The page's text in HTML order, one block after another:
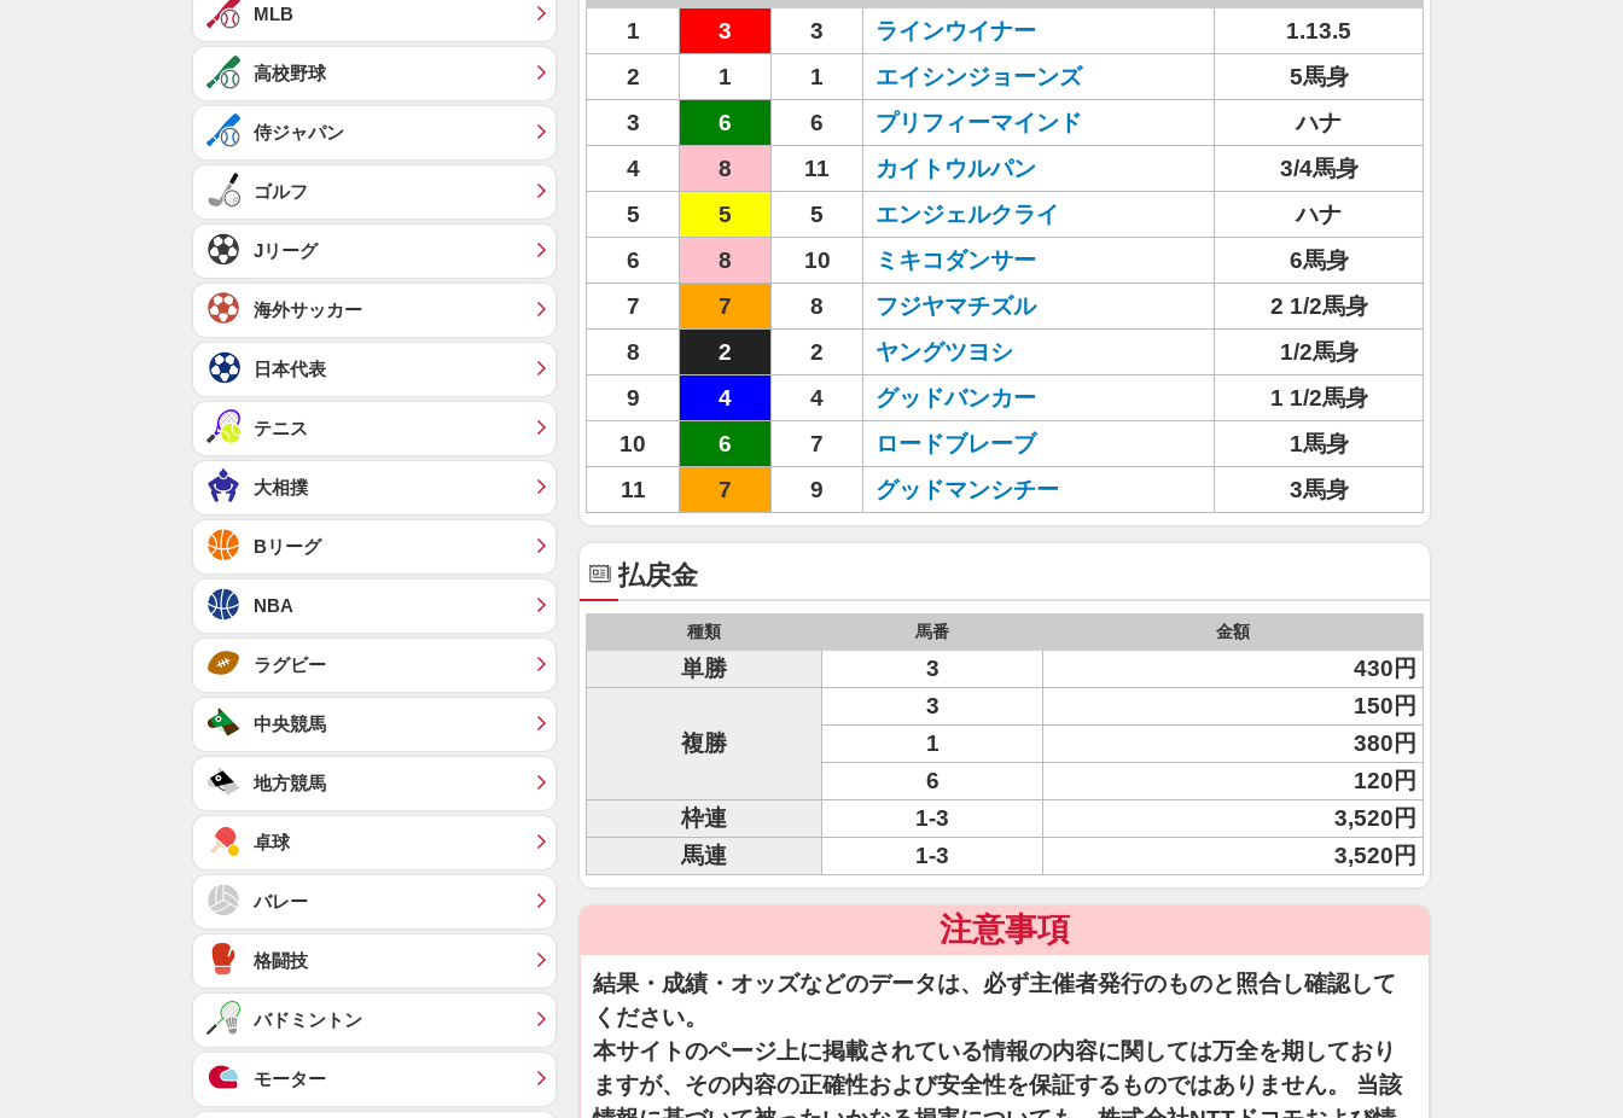
1 3 3 ラインウイナー
1.13.5
2
1 1 エイシンジョーンズ
5馬身
3
6 6 プリフィーマインド
ハナ
4
8 11 カイトウルパン
3/4馬身
5
5 5 エンジェルクライ
ハナ
6
8 10 ミキコダンサー
6馬身
7
7 8 フジヤマチズル
2 1/2馬身
8
2 2 ヤングツヨシ
1/2馬身
9
4 4 グッドバンカー
1 1/2馬身
10
6 7 ロードブレーブ
1馬身
11
7 9 グッドマンシチー 3馬身
払戻金
種類 馬番 金額
単勝 3 430円
複勝
3
150円
1
380円
6
120円
枠連
1-3
3,520円
馬連
1-3 3,520円
注意事項
結果・成績・オッズなどのデータは、必ず主催者発行のものと照合し確認して
ください。
本サイトのページ上に掲載されている情報の内容に関しては万全を期しており
ますが、その内容の正確性および安全性を保証するものではありません。 当該
MLB
高校野球
侍ジャパン
ゴルフ
Jリーグ
海外サッカー
日本代表
テニス
大相撲
Bリーグ
NBA
ラグビー
中央競馬
地方競馬
卓球
バレー
格闘技
バドミントン
モーター